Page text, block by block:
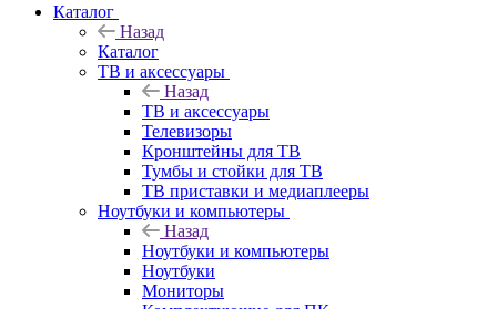
Каталог
Назад
Каталог
ТВ и аксессуары
Назад
ТВ и аксессуары
Телевизоры
Кронштейны для ТВ
Тумбы и стойки для ТВ
ТВ приставки и медиаплееры
Ноутбуки и компьютеры
Назад
Ноутбуки и компьютеры
Ноутбуки
Мониторы